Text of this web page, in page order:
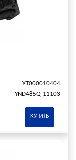
УТ000010404
YND485Q-11103
КУПИТЬ